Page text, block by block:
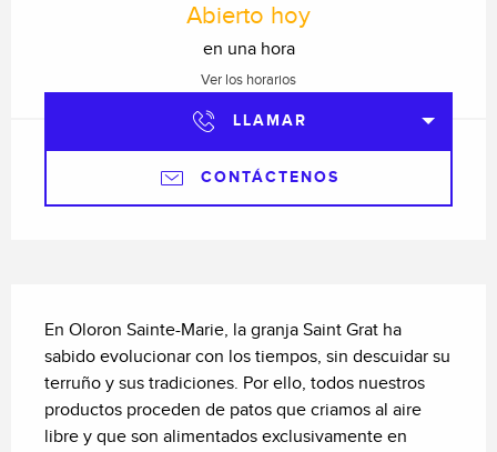
Abierto hoy
en una hora
Ver los horarios
LLAMAR
CONTÁCTENOS
En Oloron Sainte-Marie, la granja Saint Grat ha
sabido evolucionar con los tiempos, sin descuidar su
terruño y sus tradiciones. Por ello, todos nuestros
productos proceden de patos que criamos al aire
libre y que son alimentados exclusivamente en